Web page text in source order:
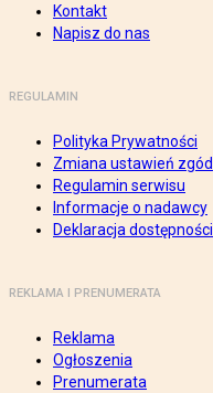
Kontakt
Napisz do nas
REGULAMIN
Polityka Prywatności
Zmiana ustawień zgód
Regulamin serwisu
Informacje o nadawcy
Deklaracja dostępności
REKLAMA I PRENUMERATA
Reklama
Ogłoszenia
Prenumerata